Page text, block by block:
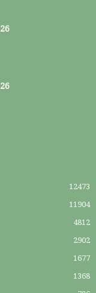
12473
11904
4812
2902
1677
1368